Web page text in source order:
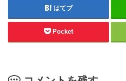
はてブ
Pocket